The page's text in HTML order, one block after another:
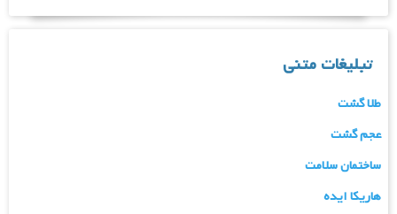
تبلیغات متنی
طلا گشت
عجم گشت
ساختمان سلامت
هاریکا ایده